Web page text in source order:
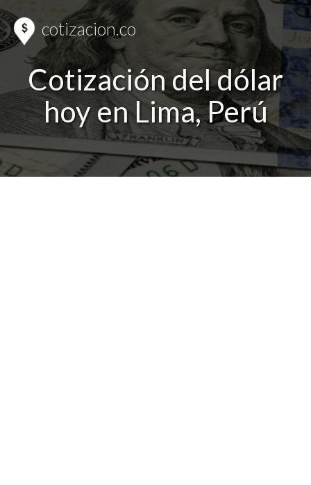
cotizacion.co
Cotización del dólar
hoy en Lima, Perú